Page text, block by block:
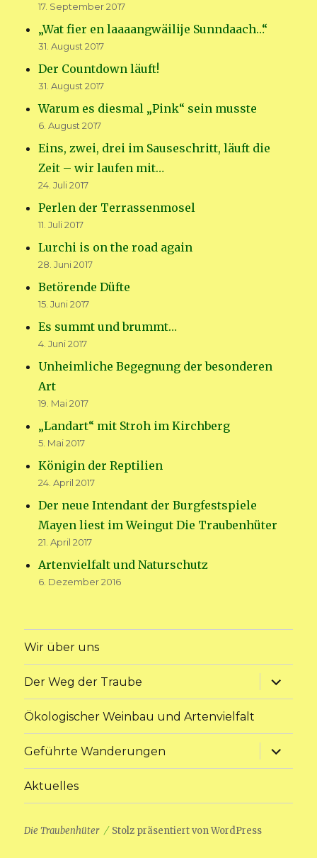
17. September 2017
„Wat fier en laaaangwäilije Sunndaach…“
31. August 2017
Der Countdown läuft!
31. August 2017
Warum es diesmal „Pink“ sein musste
6. August 2017
Eins, zwei, drei im Sauseschritt, läuft die
Zeit – wir laufen mit…
24. Juli 2017
Perlen der Terrassenmosel
11. Juli 2017
Lurchi is on the road again
28. Juni 2017
Betörende Düfte
15. Juni 2017
Es summt und brummt…
4. Juni 2017
Unheimliche Begegnung der besonderen
Art
19. Mai 2017
„Landart“ mit Stroh im Kirchberg
5. Mai 2017
Königin der Reptilien
24. April 2017
Der neue Intendant der Burgfestspiele
Mayen liest im Weingut Die Traubenhüter
21. April 2017
Artenvielfalt und Naturschutz
6. Dezember 2016
Wir über uns
Der Weg der Traube
Ökologischer Weinbau und Artenvielfalt
Geführte Wanderungen
Aktuelles
Die Traubenhüter Stolz präsentiert von WordPress